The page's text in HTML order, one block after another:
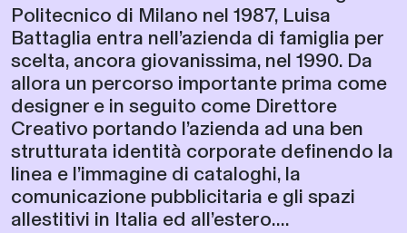
Politecnico di Milano nel 1987, Luisa
Battaglia entra nell’azienda di famiglia per
scelta, ancora giovanissima, nel 1990. Da
allora un percorso importante prima come
designer e in seguito come Direttore
Creativo portando l’azienda ad una ben
strutturata identità corporate definendo la
linea e l’immagine di cataloghi, la
comunicazione pubblicitaria e gli spazi
allestitivi in Italia ed all’estero....